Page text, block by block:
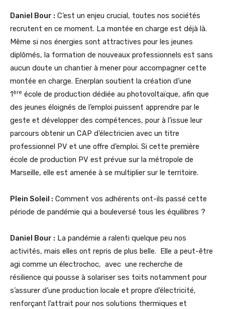
Daniel Bour : C’est un enjeu crucial, toutes nos sociétés
recrutent en ce moment. La montée en charge est déjà là.
Même si nos énergies sont attractives pour les jeunes
diplômés, la formation de nouveaux professionnels est sans
aucun doute un chantier à mener pour accompagner cette
montée en charge. Enerplan soutient la création d’une
1ère école de production dédiée au photovoltaïque, afin que
des jeunes éloignés de l’emploi puissent apprendre par le
geste et développer des compétences, pour à l’issue leur
parcours obtenir un CAP d’électricien avec un titre
professionnel PV et une offre d’emploi. Si cette première
école de production PV est prévue sur la métropole de
Marseille, elle est amenée à se multiplier sur le territoire.
Plein Soleil : Comment vos adhérents ont-ils passé cette
période de pandémie qui a bouleversé tous les équilibres ?
Daniel Bour : La pandémie a ralenti quelque peu nos
activités, mais elles ont repris de plus belle. Elle a peut-être
agi comme un électrochoc, avec une recherche de
résilience qui pousse à solariser ses toits notamment pour
s’assurer d’une production locale et propre d’électricité,
renforçant l’attrait pour nos solutions thermiques et